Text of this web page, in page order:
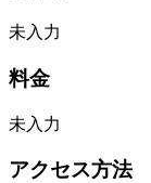
未入力
料金
未入力
アクセス方法